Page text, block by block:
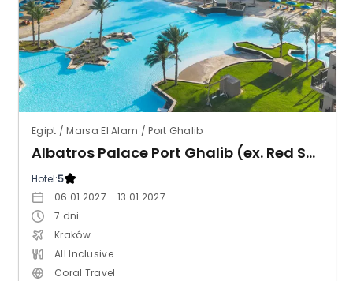
Egipt / Marsa El Alam / Port Ghalib
Albatros Palace Port Ghalib (ex. Red Sea The Palace)
Hotel:5
06.01.2027 - 13.01.2027
7 dni
Kraków
All Inclusive
Coral Travel